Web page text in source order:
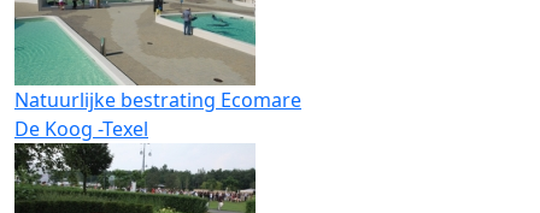
Natuurlijke bestrating Ecomare
De Koog -Texel